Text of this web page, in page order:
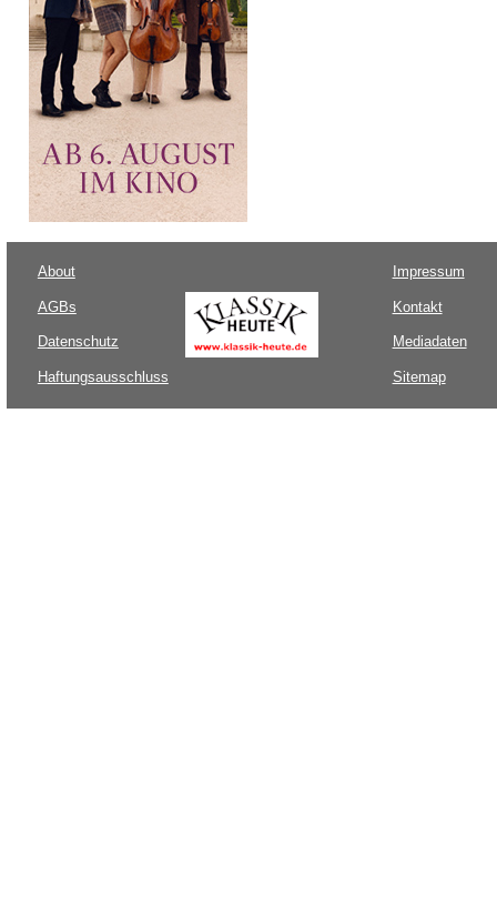
About
AGBs
Datenschutz
Haftungsausschluss
Impressum
Kontakt
Mediadaten
Sitemap